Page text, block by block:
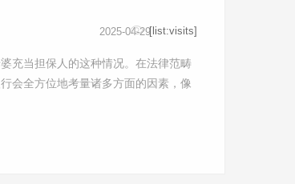
充当担保人的这种情况。在法律范畴
会全方位地考量诸多方面的因素，像
2025-04-29[list:visits]